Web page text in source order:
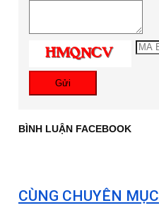
Gửi
BÌNH LUẬN FACEBOOK
CÙNG CHUYÊN MỤC